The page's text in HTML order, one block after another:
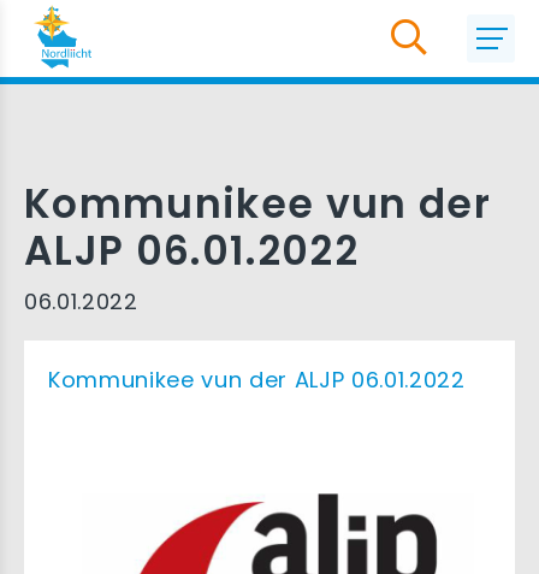
Kommunikee vun der
ALJP 06.01.2022
06.01.2022
Kommunikee vun der ALJP 06.01.2022